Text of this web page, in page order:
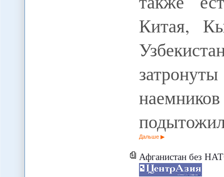
Китая,
Дальше
Афганистан без